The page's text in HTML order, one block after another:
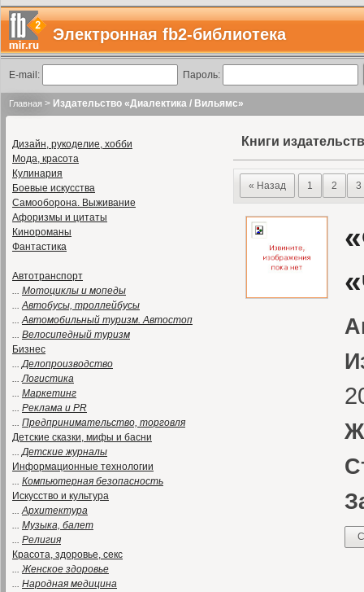
Электронная fb2-библиотека
E-mail: Пароль:
Главная > Издательство «Диалектика / Вильямс»
Дизайн, рукоделие, хобби
Мода, красота
Кулинария
Боевые искусства
Самооборона. Выживание
Афоризмы и цитаты
Кинороманы
Фантастика
Автотранспорт
... Мотоциклы и мопеды
...Автобусы, троллейбусы
...Автомобильный туризм. Автостоп
... Велосипедный туризм
Бизнес
...Делопроизводство
...Логистика
... Маркетинг
... Реклама и PR
... Предпринимательство, торговля
Детские сказки, мифы и басни
...Детские журналы
Информационные технологии
... Компьютерная безопасность
Искусство и культура
...Архитектура
... Музыка, балет
... Религия
Красота, здоровье, секс
...Женское здоровье
... Народная медицина
Книги
« Назад 1 2 3